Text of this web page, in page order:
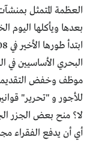
بعدها ويأكلها اليوم
موظف وخفض
للأجور و "تحرير"
لا؟ منح بعض الجزر
أي أن يدفع الفقراء